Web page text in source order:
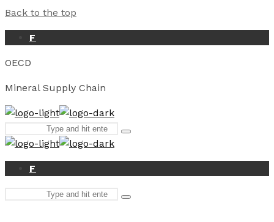
Back to the top
F
OECD
Mineral Supply Chain
for:
Type
enter
F
Type